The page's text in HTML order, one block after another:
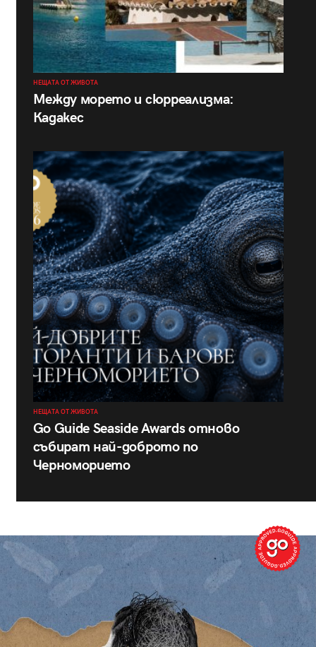
НЕЩАТА ОТ ЖИВОТА
Между морето и сюрреализма:
Кадакес
НЕЩАТА ОТ ЖИВОТА
Go Guide Seaside Awards отново
събират най-доброто по
Черноморието